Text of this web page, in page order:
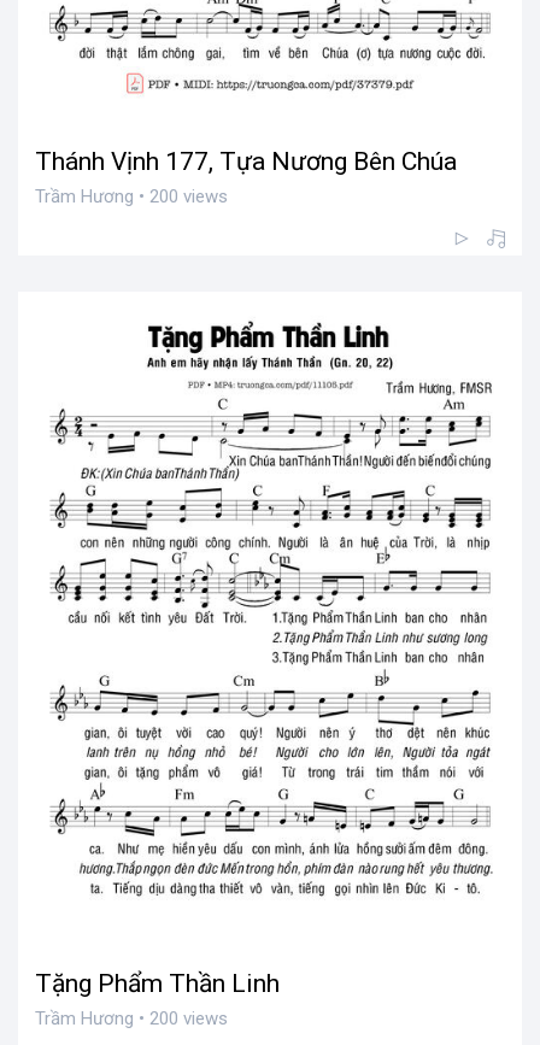
Thánh Vịnh 177, Tựa Nương Bên Chúa
Trầm Hương • 200 views
Tặng Phẩm Thần Linh
Trầm Hương • 200 views